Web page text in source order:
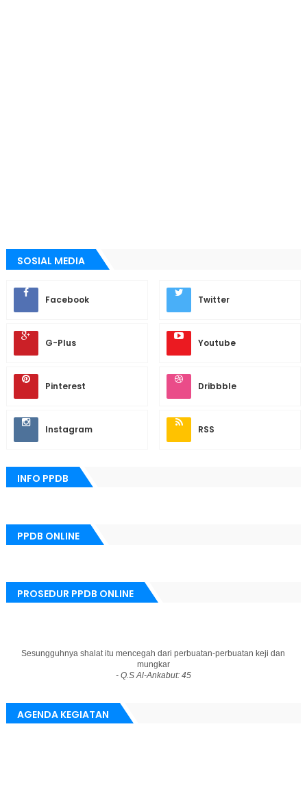
SOSIAL MEDIA
Facebook Twitter
G-Plus Youtube
Pinterest Dribbble
Instagram RSS
INFO PPDB
PPDB ONLINE
PROSEDUR PPDB ONLINE
Sesungguhnya shalat itu mencegah dari perbuatan-perbuatan keji dan
mungkar
- Q.S Al-Ankabut: 45
AGENDA KEGIATAN